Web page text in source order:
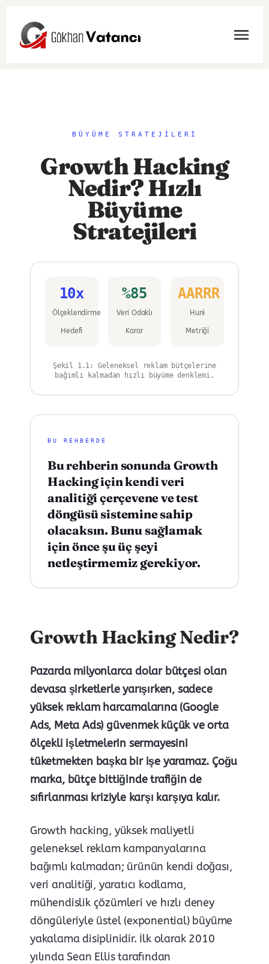
BÜYÜME STRATEJİLERİ
Growth Hacking
Nedir? Hızlı
Büyüme
Stratejileri
10x
Ölçeklendirme
Hedefi
%85
Veri Odaklı
Karar
AARRR
Huni
Metriği
Şekil 1.1: Geleneksel reklam bütçelerine
bağımlı kalmadan hızlı büyüme denklemi.
BU REHBERDE
Bu rehberin sonunda Growth
Hacking için kendi veri
analitiği çerçevene ve test
döngüsü sistemine sahip
olacaksın. Bunu sağlamak
için önce şu üç şeyi
netleştirmemiz gerekiyor.
Growth Hacking Nedir?
Pazarda milyonlarca dolar bütçesi olan
devasa şirketlerle yarışırken, sadece
yüksek reklam harcamalarına (Google
Ads, Meta Ads) güvenmek küçük ve orta
ölçekli işletmelerin sermayesini
tüketmekten başka bir işe yaramaz. Çoğu
marka, bütçe bittiğinde trafiğin de
sıfırlanması kriziyle karşı karşıya kalır.
Growth hacking, yüksek maliyetli
geleneksel reklam kampanyalarına
bağımlı kalmadan; ürünün kendi doğası,
veri analitiği, yaratıcı kodlama,
mühendislik çözümleri ve hızlı deney
döngüleriyle üstel (exponential) büyüme
yakalama disiplinidir. İlk olarak 2010
yılında Sean Ellis tarafından